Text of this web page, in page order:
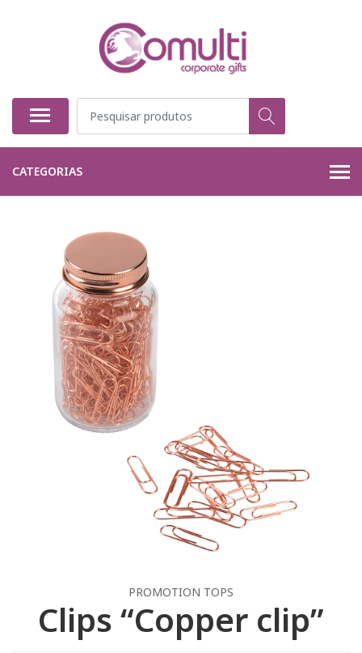
CATEGORIAS
PROMOTION TOPS
Clips “Copper clip”